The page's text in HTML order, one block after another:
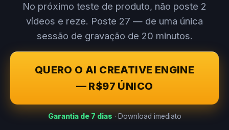
No próximo teste de produto, não poste 2
vídeos e reze. Poste 27 — de uma única
sessão de gravação de 20 minutos.
QUERO O AI CREATIVE ENGINE
— R$97 ÚNICO
Garantia de 7 dias · Download imediato